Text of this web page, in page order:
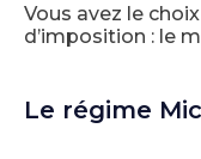
Vous avez le
d’imposition : le
Le régime